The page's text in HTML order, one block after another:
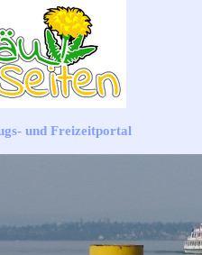
und Freizeitportal